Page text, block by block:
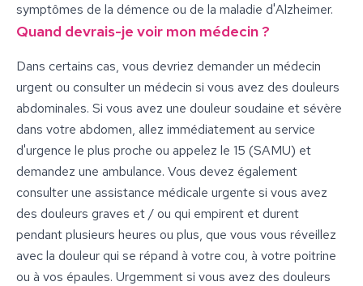
symptômes de la démence ou de la maladie d'Alzheimer.
Quand devrais-je voir mon médecin ?
Dans certains cas, vous devriez demander un médecin
urgent ou consulter un médecin si vous avez des douleurs
abdominales. Si vous avez une douleur soudaine et sévère
dans votre abdomen, allez immédiatement au service
d'urgence le plus proche ou appelez le 15 (SAMU) et
demandez une ambulance. Vous devez également
consulter une assistance médicale urgente si vous avez
des douleurs graves et / ou qui empirent et durent
pendant plusieurs heures ou plus, que vous vous réveillez
avec la douleur qui se répand à votre cou, à votre poitrine
ou à vos épaules. Urgemment si vous avez des douleurs